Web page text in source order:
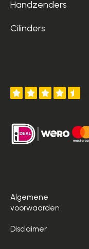
Handzenders
Cilinders
Algemene
voorwaarden
Disclaimer